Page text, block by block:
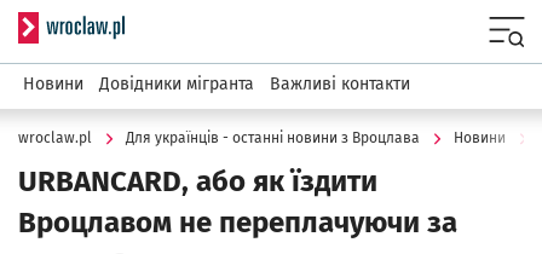
Serwis informacyjny wroclaw.pl
Новини Довідники мігранта Важливі контакти
wroclaw.pl Для українців - останні новини з Вроцлава Новини
URBANCARD, або як їздити
Вроцлавом не переплачуючи за